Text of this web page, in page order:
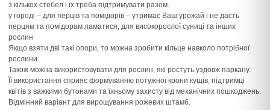
з кількох стебел і їх треба підтримувати разом.
у городі – для перців та помідорів – утримає Ваш урожай і не дасть
перцям та помідорам ламатися, для високорослої суниці та інших
рослин
Якщо взяти дві такі опори, то можна зробити кільце навколо потрібної
рослини.
Також можна використовувати для рослин, які ростуть уздовж паркану.
Її використання сприяє формуванню потужної крони кущів, підтримці
квітів з важкими бутонами та їхньому захисту від механічних пошкоджень.
Відмінний варіант для вирощування рожевих штамб.